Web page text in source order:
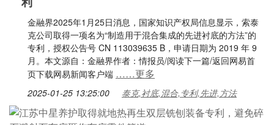
金融界2025年1月25日消息，国家知识产权局信息显示，索泰
克公司取得一项名为“制造用于混合集成的先进衬底的方法”的
专利，授权公告号 CN 113039635 B，申请日期为 2019 年 9
月。本文源自：金融界作者：情报员/阅读下一篇/返回网易首
页下载网易新闻客户端 ……更多
2025-01-25 13:25:00 泰克,衬底,混合,专利,先进,方法